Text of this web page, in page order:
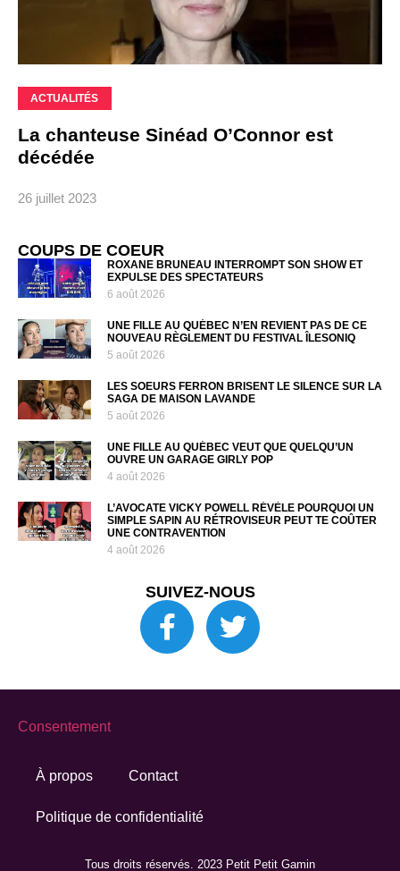
ACTUALITÉS
La chanteuse Sinéad O’Connor est
décédée
26 juillet 2023
COUPS DE COEUR
ROXANE BRUNEAU INTERROMPT SON SHOW ET
EXPULSE DES SPECTATEURS
6 août 2026
UNE FILLE AU QUÉBEC N’EN REVIENT PAS DE CE
NOUVEAU RÈGLEMENT DU FESTIVAL ÎLESONIQ
5 août 2026
LES SOEURS FERRON BRISENT LE SILENCE SUR LA
SAGA DE MAISON LAVANDE
5 août 2026
UNE FILLE AU QUÉBEC VEUT QUE QUELQU’UN
OUVRE UN GARAGE GIRLY POP
4 août 2026
L’AVOCATE VICKY POWELL RÉVÈLE POURQUOI UN
SIMPLE SAPIN AU RÉTROVISEUR PEUT TE COÛTER
UNE CONTRAVENTION
4 août 2026
SUIVEZ-NOUS
Tous droits réservés. 2023 Petit Petit Gamin
À propos Contact
Politique de confidentialité
Consentement